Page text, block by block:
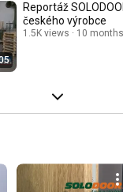
Reportáž
českého výrobce
1.5K views 10